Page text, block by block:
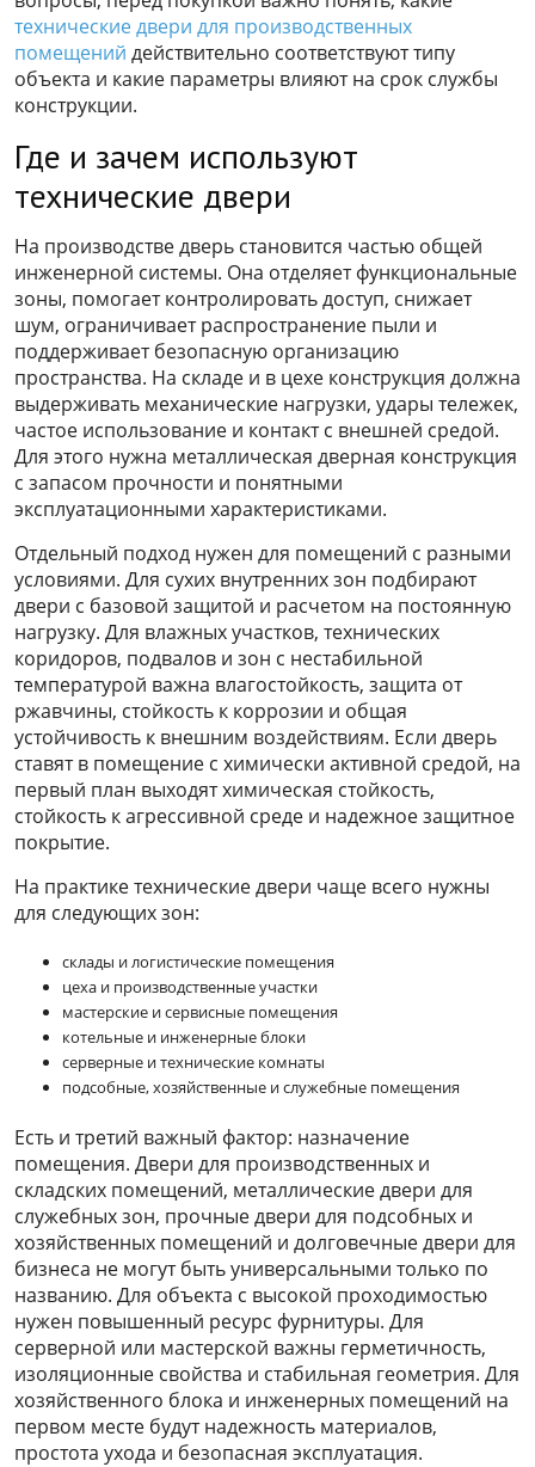
технические двери для производственных
помещений действительно соответствуют типу
объекта и какие параметры влияют на срок службы
конструкции.
Где и зачем используют
технические двери
На производстве дверь становится частью общей
инженерной системы. Она отделяет функциональные
зоны, помогает контролировать доступ, снижает
шум, ограничивает распространение пыли и
поддерживает безопасную организацию
пространства. На складе и в цехе конструкция должна
выдерживать механические нагрузки, удары тележек,
частое использование и контакт с внешней средой.
Для этого нужна металлическая дверная конструкция
с запасом прочности и понятными
эксплуатационными характеристиками.
Отдельный подход нужен для помещений с разными
условиями. Для сухих внутренних зон подбирают
двери с базовой защитой и расчетом на постоянную
нагрузку. Для влажных участков, технических
коридоров, подвалов и зон с нестабильной
температурой важна влагостойкость, защита от
ржавчины, стойкость к коррозии и общая
устойчивость к внешним воздействиям. Если дверь
ставят в помещение с химически активной средой, на
первый план выходят химическая стойкость,
стойкость к агрессивной среде и надежное защитное
покрытие.
На практике технические двери чаще всего нужны
для следующих зон:
склады и логистические помещения
цеха и производственные участки
мастерские и сервисные помещения
котельные и инженерные блоки
серверные и технические комнаты
подсобные, хозяйственные и служебные помещения
Есть и третий важный фактор: назначение
помещения. Двери для производственных и
складских помещений, металлические двери для
служебных зон, прочные двери для подсобных и
хозяйственных помещений и долговечные двери для
бизнеса не могут быть универсальными только по
названию. Для объекта с высокой проходимостью
нужен повышенный ресурс фурнитуры. Для
серверной или мастерской важны герметичность,
изоляционные свойства и стабильная геометрия. Для
хозяйственного блока и инженерных помещений на
первом месте будут надежность материалов,
простота ухода и безопасная эксплуатация.